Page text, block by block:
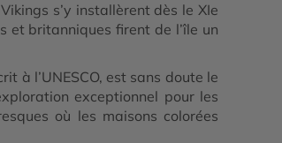
s’y installèrent dès le XIe
et britanniques firent de l’île un
à l’UNESCO, est sans doute le
exceptionnel pour les
où les maisons colorées